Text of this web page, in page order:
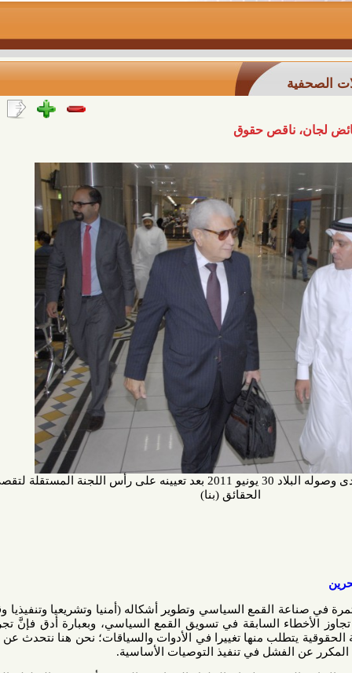
ناقص حقوق
محمود شريف بسيوني لدى وصوله البلاد 30 يونيو 2011 بعد تعيينه على رأس اللجنة المستقلة لتقصي
الحقائق (بنا)
السياسي وتطوير أشكاله (أمنيا وتشريعيا وتنفيذيا وقضائيا)، لا
السابقة في تسويق القمع السياسي، وبعبارة أدق فإنَّ تجربة العشر
منها تغييرا في الأدوات والسياقات؛ نحن هنا نتحدث عن مرور عقد
في تنفيذ التوصيات الأساسية.